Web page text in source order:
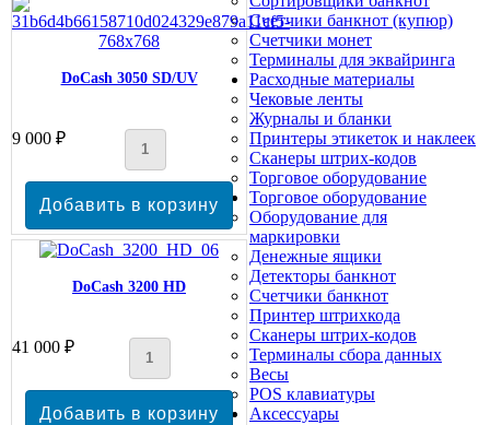
DoCash 3050 SD/UV
9 000 ₽
DoCash 3200 HD
41 000 ₽
Счетчики банкнот (купюр)
Счетчики монет
Терминалы для эквайринга
Расходные материалы
Чековые ленты
Журналы и бланки
Принтеры этикеток и наклеек
Сканеры штрих-кодов
Торговое оборудование
Торговое оборудование
Оборудование для
маркировки
Денежные ящики
Детекторы банкнот
Счетчики банкнот
Принтер штрихкода
Сканеры штрих-кодов
Терминалы сбора данных
Весы
POS клавиатуры
Аксессуары